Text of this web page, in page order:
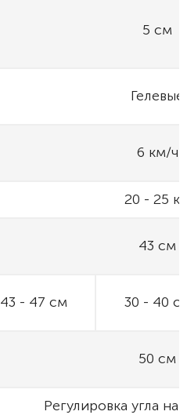
5 см
Гелевые
6 км/ч
20 - 25
43 см
43 - 47 см 30 - 40
50 см
Регулировка угла